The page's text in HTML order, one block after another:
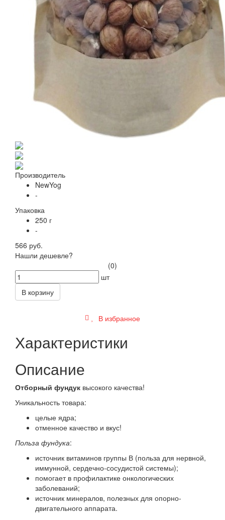
Производитель
NewYog
-
Упаковка
250 г
-
566 руб.
Нашли дешевле?
(0)
шт
В корзину
В избранное
Характеристики
Описание
Отборный фундук высокого качества!
Уникальность товара:
целые ядра;
отменное качество и вкус!
Польза фундука:
источник витаминов группы В (польза для нервной,
иммунной, сердечно-сосудистой системы);
помогает в профилактике онкологических
заболеваний;
источник минералов, полезных для опорно-
двигательного аппарата.